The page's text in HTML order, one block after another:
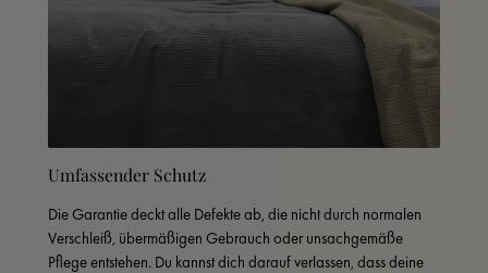
Umfassender Schutz
Die Garantie deckt alle Defekte ab, die nicht durch normalen
Verschleiß, übermäßigen Gebrauch oder unsachgemäße
Pflege entstehen. Du kannst dich darauf verlassen, dass deine